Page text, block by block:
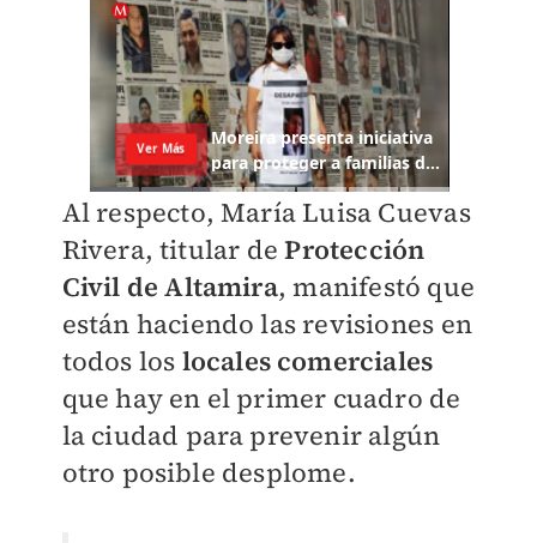
Al respecto, María Luisa Cuevas
Rivera, titular deProtección
Civil de Altamira, manifestó que
están haciendo las revisiones en
todos los locales comerciales
que hay en el primer cuadro de
la ciudad para prevenir algún
otro posible desplome.